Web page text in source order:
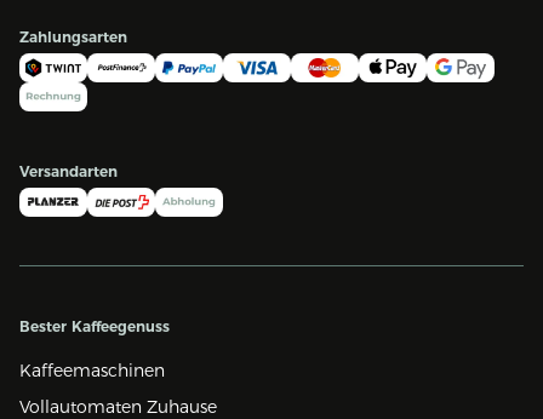
Zahlungsarten
Versandarten
Bester Kaffeegenuss
Kaffeemaschinen
Vollautomaten Zuhause